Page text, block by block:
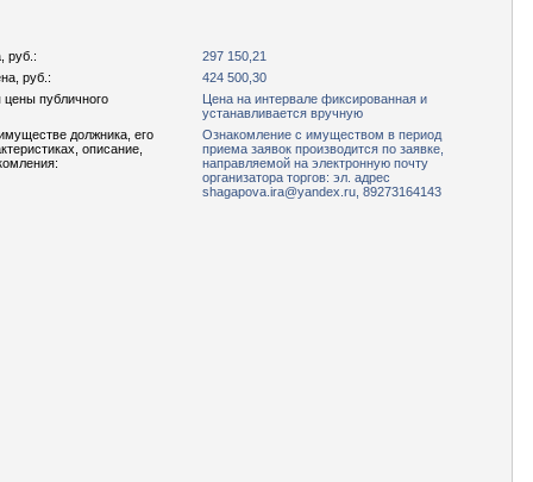
руб.:
297 150,21
руб.:
424 500,30
публичного
Цена на интервале фиксированная и
устанавливается вручную
должника, его
описание,
Ознакомление с имуществом в период
приема заявок производится по заявке,
направляемой на электронную почту
организатора торгов: эл. адрес
shagapova.ira@yandex.ru, 89273164143